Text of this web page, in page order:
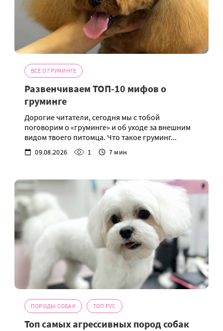
ВСЁ О ГРУМИНГЕ
Развенчиваем ТОП-10 мифов о
груминге
Дорогие читатели, сегодня мы с тобой
поговорим о «груминге» и об уходе за внешним
видом твоего питомца. Что такое груминг...
09.08.2026 1 7 мин
ПОРОДЫ СОБАК ТОП РУС
Топ самых агрессивных пород собак